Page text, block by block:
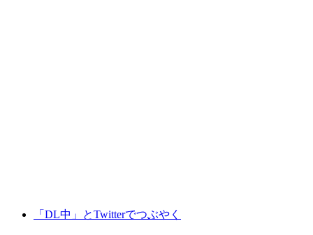
「DL中」とTwitterでつぶやく